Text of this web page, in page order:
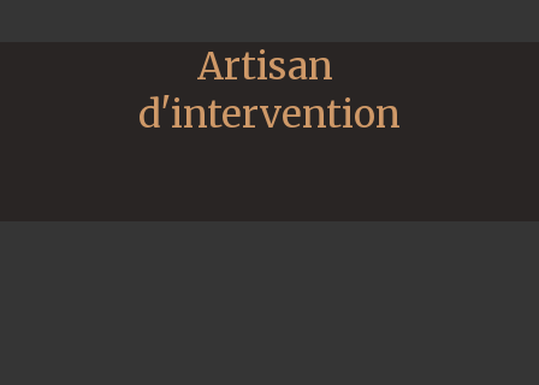
Artisan
d'intervention